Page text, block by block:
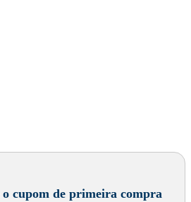
cupom de primeira compra